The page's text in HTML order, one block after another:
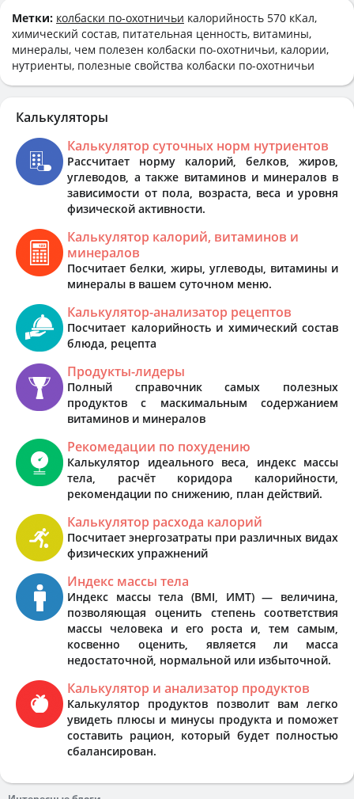
Метки: колбаски по-охотничьи калорийность 570 кКал,
химический состав, питательная ценность, витамины,
минералы, чем полезен колбаски по-охотничьи, калории,
нутриенты, полезные свойства колбаски по-охотничьи
Калькуляторы
Калькулятор суточных норм нутриентов
Рассчитает норму калорий, белков, жиров,
углеводов, а также витаминов и минералов в
зависимости от пола, возраста, веса и уровня
физической активности.
Калькулятор калорий, витаминов и
минералов
Посчитает белки, жиры, углеводы, витамины и
минералы в вашем суточном меню.
Калькулятор-анализатор рецептов
Посчитает калорийность и химический состав
блюда, рецепта
Продукты-лидеры
Полный справочник самых полезных
продуктов с маскимальным содержанием
витаминов и минералов
Рекомедации по похудению
Калькулятор идеального веса, индекс массы
тела, расчёт коридора калорийности,
рекомендации по снижению, план действий.
Калькулятор расхода калорий
Посчитает энергозатраты при различных видах
физических упражнений
Индекс массы тела
Индекс массы тела (BMI, ИМТ) — величина,
позволяющая оценить степень соответствия
массы человека и его роста и, тем самым,
косвенно оценить, является ли масса
недостаточной, нормальной или избыточной.
Калькулятор и анализатор продуктов
Калькулятор продуктов позволит вам легко
увидеть плюсы и минусы продукта и поможет
составить рацион, который будет полностью
сбалансирован.